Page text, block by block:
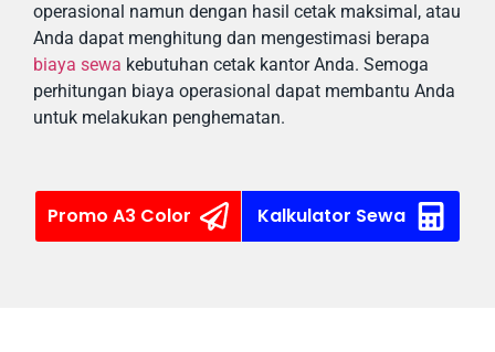
operasional namun dengan hasil cetak maksimal, atau
Anda dapat menghitung dan mengestimasi berapa
biaya sewa kebutuhan cetak kantor Anda. Semoga
perhitungan biaya operasional dapat membantu Anda
untuk melakukan penghematan.
Promo A3 Color Kalkulator Sewa